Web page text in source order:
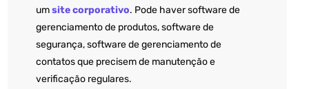
umsite corporativo. Pode haver software de
gerenciamento de produtos, software de
segurança, software de gerenciamento de
contatos que precisem de manutenção e
verificação regulares.